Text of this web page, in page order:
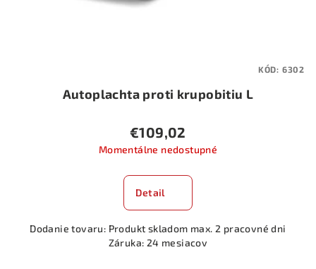
Autoplachta proti krupobitiu L
€109,02
Momentálne nedostupné
Detail
Dodanie tovaru: Produkt skladom max. 2 pracovné dni
Záruka: 24 mesiacov
KÓD: 6302